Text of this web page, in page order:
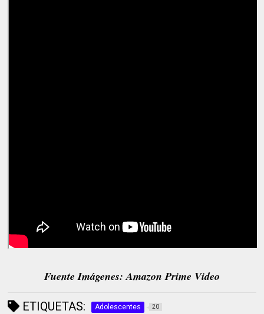
Fuente Imágenes: Amazon Prime Video
ETIQUETAS: Adolescentes 20